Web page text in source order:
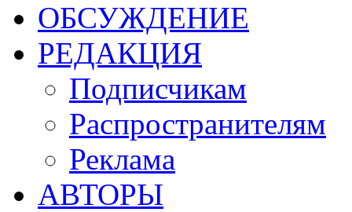
ОБСУЖДЕНИЕ
РЕДАКЦИЯ
Подписчикам
Распространителям
Реклама
АВТОРЫ